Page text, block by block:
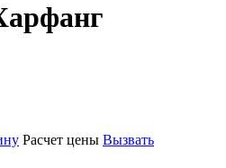
Расчет цены Вызвать